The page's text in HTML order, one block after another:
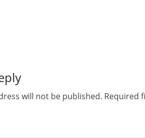
will not be published. Required